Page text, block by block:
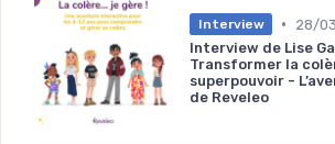
Interview •
28/
Interview de Lise
Transformer la
superpouvoir -
de Reveleo